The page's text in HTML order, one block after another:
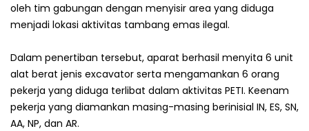
oleh tim gabungan dengan menyisir area yang diduga
menjadi lokasi aktivitas tambang emas ilegal.
‎Dalam penertiban tersebut, aparat berhasil menyita 6 unit
alat berat jenis excavator serta mengamankan 6 orang
pekerja yang diduga terlibat dalam aktivitas PETI. ‎Keenam
pekerja yang diamankan masing-masing berinisial IN, ES, SN,
AA, NP, dan AR.